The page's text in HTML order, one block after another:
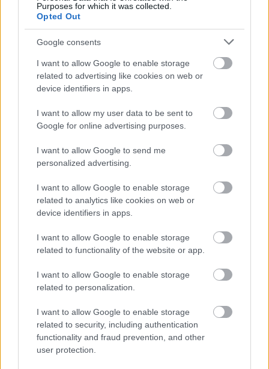
Purposes for which it was collected.
Opted Out
Google consents
I want to allow Google to enable storage
related to advertising like cookies on web or
device identifiers in apps.
I want to allow my user data to be sent to
Google for online advertising purposes.
I want to allow Google to send me
personalized advertising.
I want to allow Google to enable storage
related to analytics like cookies on web or
device identifiers in apps.
I want to allow Google to enable storage
related to functionality of the website or app.
I want to allow Google to enable storage
related to personalization.
I want to allow Google to enable storage
related to security, including authentication
functionality and fraud prevention, and other
user protection.
Ingyenes programokkal és különleges kiállításokkal készülnek a
– Kőtár is díjmentesen látogatható.
Szólj hozzá!
CZUNYINÉ HARCA A GMAIL ÉS AZ ÖNKÉNY ELLEN
- LETILTOTTA A GOOGLE A VÉDVONAL LEVELEZŐ
Nem vicc! A Fidesz maradéka tényleg egy ingyenes e-mail
szolgáltatást használt, hogy megvédje a Fidesz maradékát.